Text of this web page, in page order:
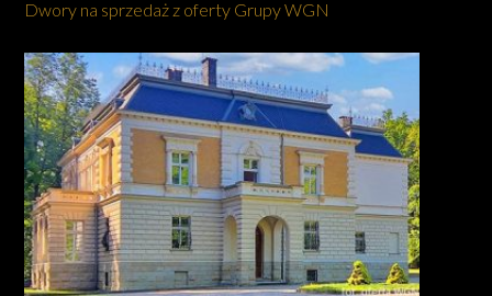
Dwory na sprzedaż z oferty Grupy WGN